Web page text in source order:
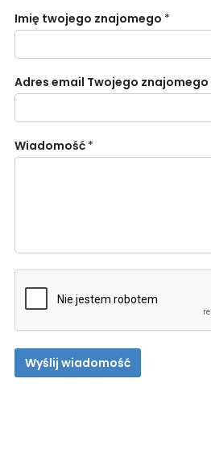
Imię twojego znajomego *
Adres email Twojego znajomego
Wiadomość *
Wyślij wiadomość